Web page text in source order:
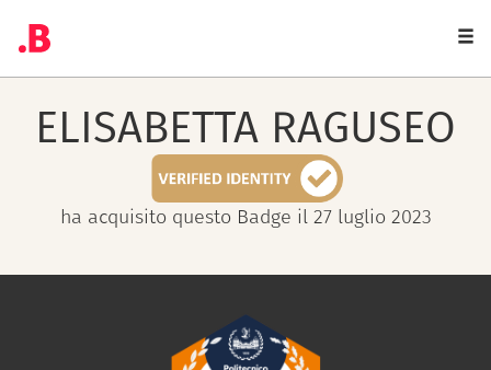
ELISABETTA RAGUSEO
ha acquisito questo Badge il 27 luglio 2023